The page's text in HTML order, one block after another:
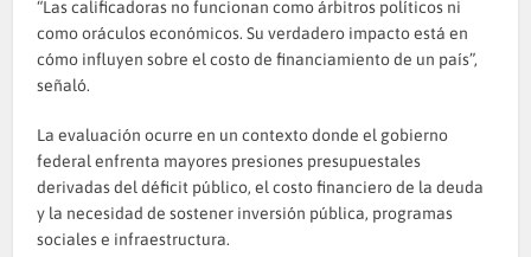
“Las calificadoras no funcionan como árbitros políticos ni
como oráculos económicos. Su verdadero impacto está en
cómo influyen sobre el costo de financiamiento de un país”,
señaló.
La evaluación ocurre en un contexto donde el gobierno
federal enfrenta mayores presiones presupuestales
derivadas del déficit público, el costo financiero de la deuda
y la necesidad de sostener inversión pública, programas
sociales e infraestructura.